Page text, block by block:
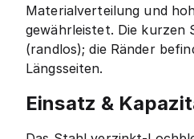
Materialverteilung und
gewährleistet. Die kurzen
(randlos); die Ränder
Längsseiten.
Einsatz &